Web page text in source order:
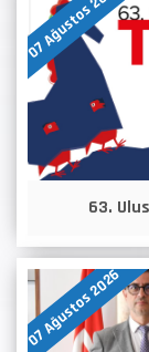
07 Ağustos 2026
63.
07 Ağustos 2026